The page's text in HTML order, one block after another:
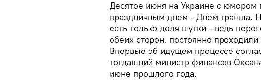
Десятое июня на Украине с юмором
праздничным днем - Днем транша.
есть только доля шутки - ведь
обеих сторон, постоянно
Впервые об идущем процессе
тогдашний министр финансов
июне прошлого года.